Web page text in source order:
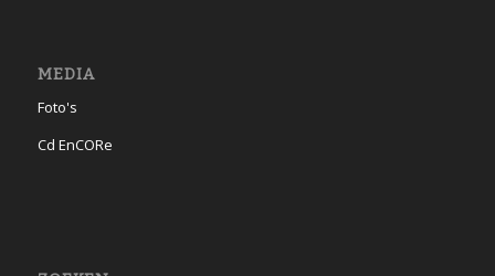
MEDIA
Foto's
Cd EnCORe